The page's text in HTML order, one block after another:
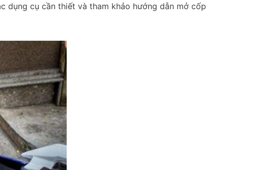
dụng cụ cần thiết và tham khảo hướng dẫn mở cốp